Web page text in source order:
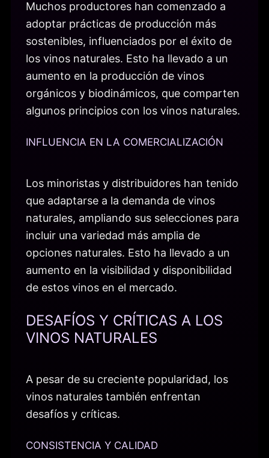
Muchos productores han comenzado a
adoptar prácticas de producción más
sostenibles, influenciados por el éxito de
los vinos naturales. Esto ha llevado a un
aumento en la producción de vinos
orgánicos y biodinámicos, que comparten
algunos principios con los vinos naturales.
INFLUENCIA EN LA COMERCIALIZACIÓN
Los minoristas y distribuidores han tenido
que adaptarse a la demanda de vinos
naturales, ampliando sus selecciones para
incluir una variedad más amplia de
opciones naturales. Esto ha llevado a un
aumento en la visibilidad y disponibilidad
de estos vinos en el mercado.
DESAFÍOS Y CRÍTICAS A LOS
VINOS NATURALES
A pesar de su creciente popularidad, los
vinos naturales también enfrentan
desafíos y críticas.
CONSISTENCIA Y CALIDAD